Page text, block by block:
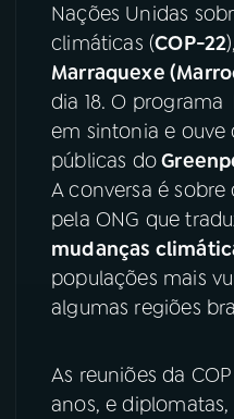
04PROGRAMAS
05 PODCASTS
06VIDEOCASTS
ÚLTIMAS
08FESTIVAL DE
ACOMPANHE A RÁDIO
Nações Unidas
climáticas (COP-22
Marraquexe
dia 18. O programa
em sintonia e ouve
públicas do
A conversa é
pela ONG que
mudanças
populações mais
algumas regiões
As reuniões da
anos, e